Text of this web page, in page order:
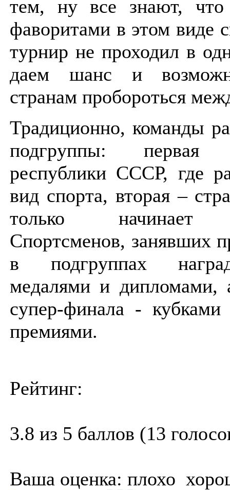
тем, ну все знают,
фаворитами в этом виде
турнир не проходил в
даем шанс и
странам пробороться
Традиционно, команды
подгруппы:
республики СССР, где
вид спорта, вторая –
только начинает
Спортсменов, занявших
в подгруппах
медалями и дипломами,
супер-финала -
премиями.
Рейтинг:
3.8 из 5 баллов (13
Ваша оценка: плохо